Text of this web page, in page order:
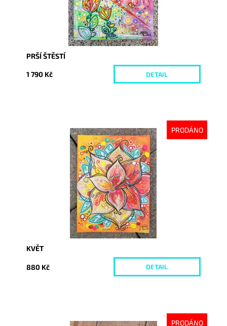
PRŠÍ ŠTĚSTÍ
1 790 Kč DETAIL
PRODÁNO
Vyprodáno
4986
KVĚT
880 Kč DETAIL
PRODÁNO